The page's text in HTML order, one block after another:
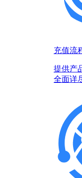
充值流
提供产
全面详